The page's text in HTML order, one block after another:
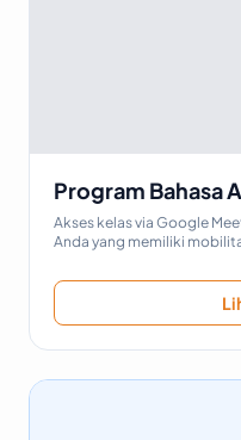
Program Bahasa
Akses kelas via Google
Anda yang memiliki